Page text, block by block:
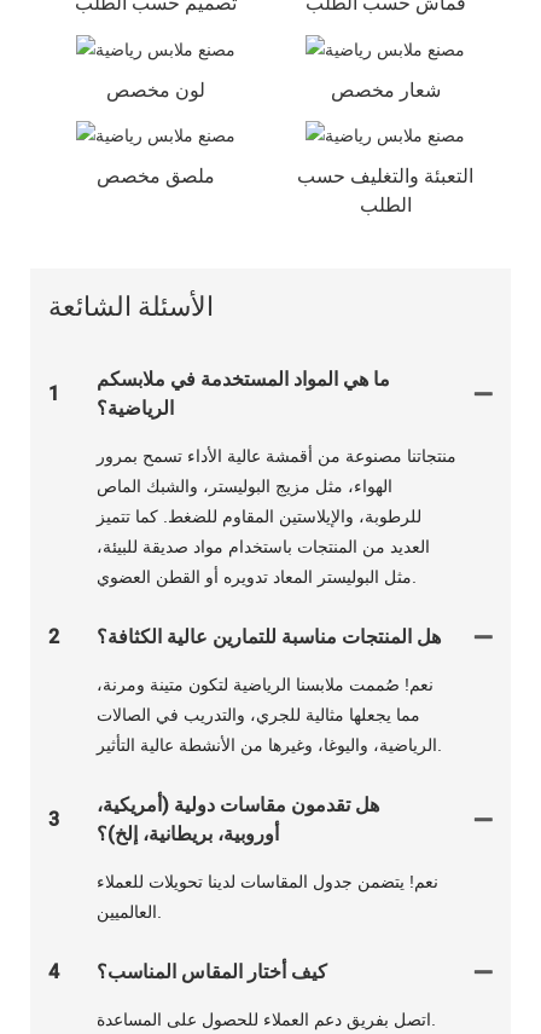
لون مخصص شعار مخصص
ملصق مخصص
التعبئة والتغليف حسب
الطلب
الأسئلة الشائعة
1
ما هي المواد المستخدمة في ملابسكم
الرياضية؟
منتجاتنا مصنوعة من أقمشة عالية الأداء تسمح بمرور
الهواء، مثل مزيج البوليستر، والشبك الماص
للرطوبة، والإيلاستين المقاوم للضغط. كما تتميز
العديد من المنتجات باستخدام مواد صديقة للبيئة،
2 هل المنتجات مناسبة للتمارين عالية الكثافة؟
نعم! صُممت ملابسنا الرياضية لتكون متينة ومرنة،
مما يجعلها مثالية للجري، والتدريب في الصالات
3
هل تقدمون مقاسات دولية (أمريكية،
أوروبية، بريطانية، إلخ)؟
نعم! يتضمن جدول المقاسات لدينا تحويلات للعملاء
4 كيف أختار المقاس المناسب؟